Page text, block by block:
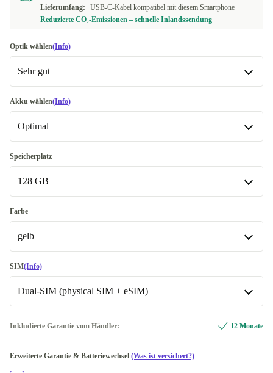
Lieferumfang:
USB-C-Kabel kompatibel mit diesem Smartphone
Reduzierte CO₂-Emissionen – schnelle Inlandssendung
Optik wählen(Info)
Sehr gut
Sehr gut
Exzellent +9,00 €
Premium
Akku wählen(Info)
Optimal
Optimal
Neu +34,00 €
Speicherplatz
128 GB
128 GB
256 GB +74,01 €
512 GB
Farbe
gelb
gelb
blau +0,01 €
SIM(Info)
Dual-SIM (physical SIM + eSIM)
In anderen Kombinationen verfügbar
Inkludierte Garantie vom Händler: 12 Monate
Erweiterte Garantie & Batteriewechsel (Was ist versichert?)